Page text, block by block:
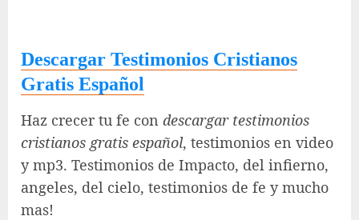
Descargar Testimonios Cristianos
Gratis Español
Haz crecer tu fe con descargar testimonios
cristianos gratis español, testimonios en video
y mp3. Testimonios de Impacto, del infierno,
angeles, del cielo, testimonios de fe y mucho
mas!